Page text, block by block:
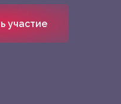
участие